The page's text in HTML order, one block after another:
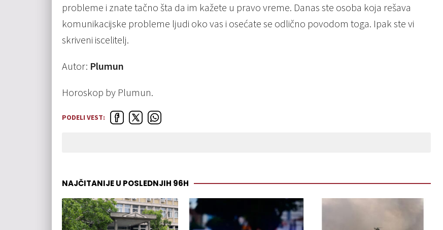
probleme i znate tačno šta da im kažete u pravo vreme. Danas ste osoba koja rešava
komunikacijske probleme ljudi oko vas i osećate se odlično povodom toga. Ipak ste vi
skriveni iscelitelj.
Autor: Plumun
Horoskop by Plumun.
PODELI VEST:
NAJČITANIJE U POSLEDNJIH 96H